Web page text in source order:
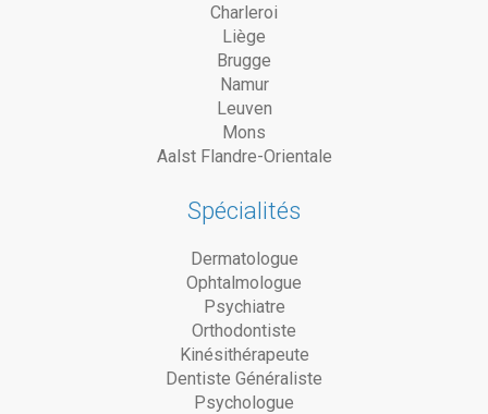
Charleroi
Liège
Brugge
Namur
Leuven
Mons
Aalst Flandre-Orientale
Spécialités
Dermatologue
Ophtalmologue
Psychiatre
Orthodontiste
Kinésithérapeute
Dentiste Généraliste
Psychologue